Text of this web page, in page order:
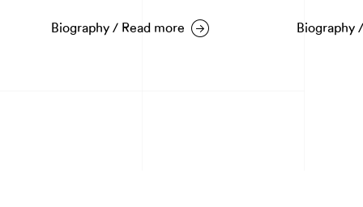
/ Read more Biography / Read more